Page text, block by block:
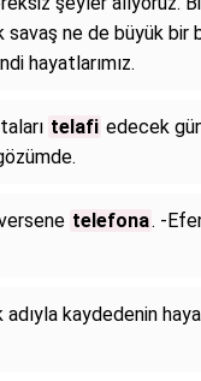
savaş ne de büyük bir
hayatlarımız.
telafi edecek
telefona. -
adıyla kaydedenin